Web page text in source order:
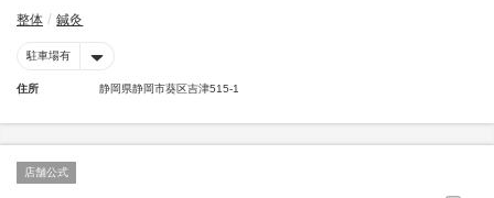
整体 鍼灸
駐車場有
住所 静岡県静岡市葵区吉津515-1
店舗公式